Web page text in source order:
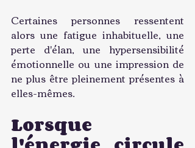
Certaines personnes ressentent
alors une fatigue inhabituelle, une
perte d'élan, une hypersensibilité
émotionnelle ou une impression de
ne plus être pleinement présentes à
elles-mêmes.
Lorsque